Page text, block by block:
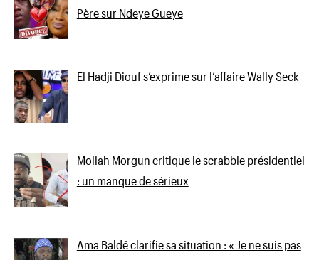
Père sur Ndeye Gueye
El Hadji Diouf s’exprime sur l’affaire Wally Seck
Mollah Morgun critique le scrabble présidentiel
: un manque de sérieux
Ama Baldé clarifie sa situation : « Je ne suis pas